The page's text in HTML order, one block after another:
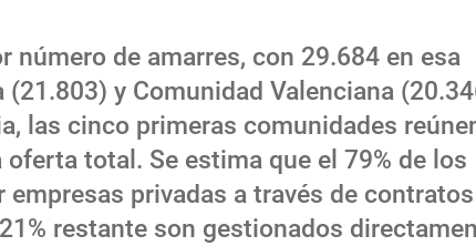
número de amarres, con 29.684 en esa
y Comunidad Valenciana
las cinco primeras comunidades
total. Se estima que el 79% de los
privadas a través de
restante son gestionados